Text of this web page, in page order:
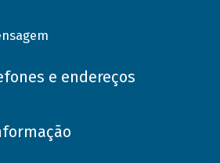
e endereços